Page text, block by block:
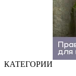
КАТЕГОРИИ